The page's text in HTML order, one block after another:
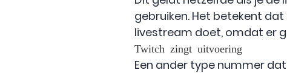
gebruiken. Het betekent
livestream doet, omdat er
Twitch zingt uitvoering
Een ander type nummer